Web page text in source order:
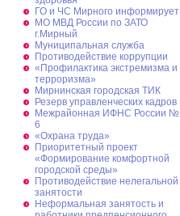
ГО и ЧС Мирного информирует
МО МВД России по ЗАТО
г.Мирный
Муниципальная cлужба
Противодействие коррупции
«Профилактика экстремизма и
терроризма»
Мирнинская городская ТИК
Резерв управленческих кадров
Межрайонная ИФНС России №
6
«Охрана труда»
Приоритетный проект
«Формирование комфортной
городской среды»
Противодействие нелегальной
занятости
Неформальная занятость и